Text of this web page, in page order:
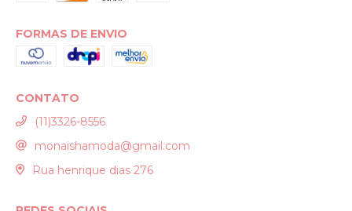
FORMAS DE ENVIO
CONTATO
(11)3326-8556
monaishamoda@gmail.com
Rua henrique dias 276